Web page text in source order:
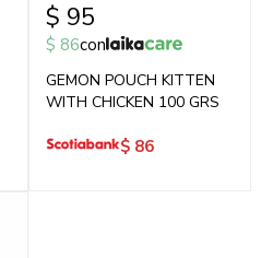
$ 95
$ 86con
GEMON POUCH KITTEN
WITH CHICKEN 100 GRS
$ 86